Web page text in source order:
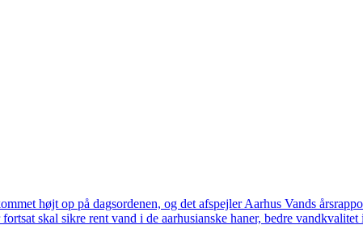
højt op på dagsordenen, og det afspejler Aarhus Vands
skal sikre rent vand i de aarhusianske haner, bedre